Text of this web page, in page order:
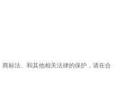
标法、和其他相关法律的保护，请在合